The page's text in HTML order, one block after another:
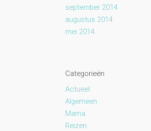
september 2014
augustus 2014
mei 2014
Categorieën
Actueel
Algemeen
Mama
Reizen